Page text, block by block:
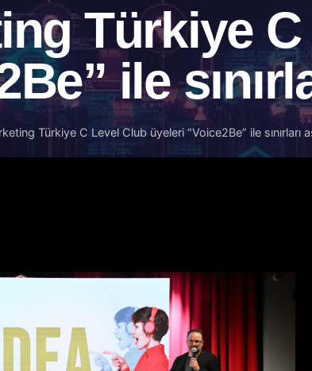
Türkiye
ile
Türkiye C Level Club üyeleri “Voice2Be” ile sınırları